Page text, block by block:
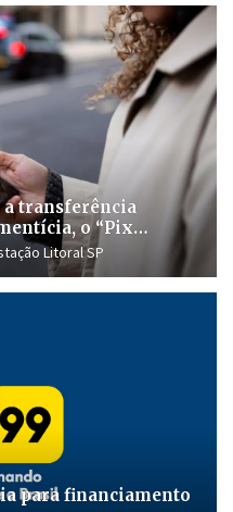
a transferência
o “Pix
Litoral SP
para financiamento